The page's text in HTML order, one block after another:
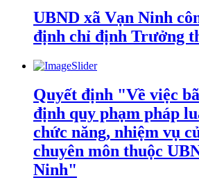
UBND xã Vạn Ninh
định chỉ định Trưởng
Quyết định "Về việc
định quy phạm pháp
chức năng, nhiệm vụ
chuyên môn thuộc
Ninh"